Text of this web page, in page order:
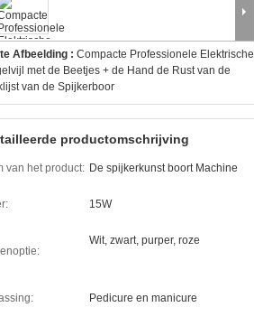
Afbeelding : Compacte Professionele Elektrische
met de Beetjes + de Hand de Rust van de
van de Spijkerboor
productomschrijving
van het product: De spijkerkunst boort Machine
15W
Wit, zwart, purper, roze
Pedicure en manicure